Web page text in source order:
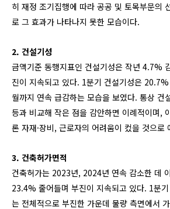
히 재정 조기집행에 따라 공공 및 토목부문의
로 그 효과가 나타나지 못한 모습이다.
2. 건설기성
금액기준 동행지표인 건설기성은 작년 4.7%
진이 지속되고 있다. 1분기 건설기성은
월까지 연속 급감하는 모습을 보였다. 통상 건
등과 비교해 작은 점을 감안하면 이례적이며,
론 자재·장비, 근로자의 어려움이 컸을 것으로
3. 건축허가면적
건축허가는 2023년, 2024년 연속 감소한 데
23.4% 줄어들며 부진이 지속되고 있다. 1분
는 전체적으로 부진한 가운데 물량 측면에서